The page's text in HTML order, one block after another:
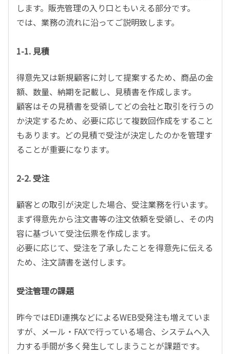
します。販売管理の入り口ともいえる部分です。
では、業務の流れに沿ってご説明致します。
1-1. 見積
得意先又は新規顧客に対して提案するため、商品の金
額、数量、納期を記載し、見積書を作成します。
顧客はその見積書を受領してどの会社と取引を行うの
か決定するため、必要に応じて複数回作成をすること
もあります。どの見積で受注が決定したのかを管理す
ることが重要になります。
2-2. 受注
顧客との取引が決定した場合、受注業務を行います。
まず得意先から注文書等の注文依頼を受領し、その内
容に基づいて受注伝票を作成します。
必要に応じて、受注を了承したことを得意先に伝える
ため、注文請書を送付します。
受注管理の課題
昨今ではEDI連携などによるWEB受発注も増えていま
すが、メール・FAXで行っている場合、システムへ入
力する手間が多く発生してしまうことが課題です。